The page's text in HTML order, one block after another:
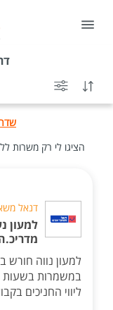
הציגו לי רק משרות
דנאל
למעון
למעון נווה חורש
במשמרות בשעות
ליווי החניכים